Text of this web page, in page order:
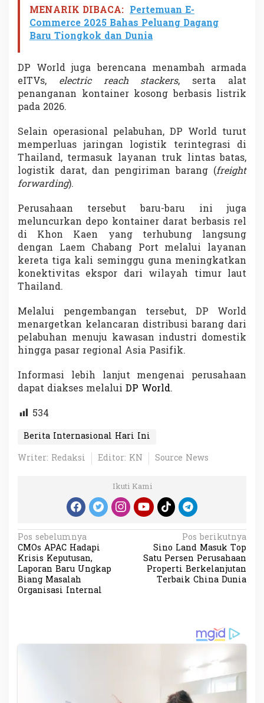
MENARIK DIBACA: Pertemuan E-
Commerce 2025 Bahas Peluang Dagang
Baru Tiongkok dan Dunia
DP World juga berencana menambah armada
eITVs, electric reach stackers, serta alat
penanganan kontainer kosong berbasis listrik
pada 2026.
Selain operasional pelabuhan, DP World turut
memperluas jaringan logistik terintegrasi di
Thailand, termasuk layanan truk lintas batas,
logistik darat, dan pengiriman barang (freight
forwarding).
Perusahaan tersebut baru-baru ini juga
meluncurkan depo kontainer darat berbasis rel
di Khon Kaen yang terhubung langsung
dengan Laem Chabang Portmelalui layanan
kereta tiga kali seminggu guna meningkatkan
konektivitas ekspor dari wilayah timur laut
Thailand.
Melalui pengembangan tersebut, DP World
menargetkan kelancaran distribusi barang dari
pelabuhan menuju kawasan industri domestik
hingga pasar regional Asia Pasifik.
Informasi lebih lanjut mengenai perusahaan
dapat diakses melalui DP World.
534
Berita Internasional Hari Ini
Writer: Redaksi
Editor: KN Source News
Ikuti Kami
N
a
v
i
s
Pos sebelumnya
CMOs APAC Hadapi
Krisis Keputusan,
Laporan Baru Ungkap
Biang Masalah
Organisasi Internal
Pos berikutnya
Sino Land Masuk Top
Satu Persen Perusahaan
Properti Berkelanjutan
Terbaik China Dunia